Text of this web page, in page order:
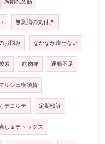
無意識の気付き
お悩み なかなか痩せない
素 筋肉痛 運動不足
ルシェ横須賀
デコルテ 定期検診
し＆デトックス